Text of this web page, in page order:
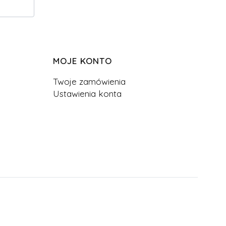
MOJE KONTO
Twoje zamówienia
Ustawienia konta